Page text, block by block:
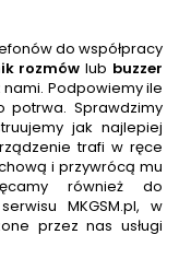
do współpracy
rozmów lub buzzer
nami. Podpowiemy ile
potrwa. Sprawdzimy
jak najlepiej
trafi w ręce
i przywrócą mu
również do
MKGSM.pl, w
przez nas usługi